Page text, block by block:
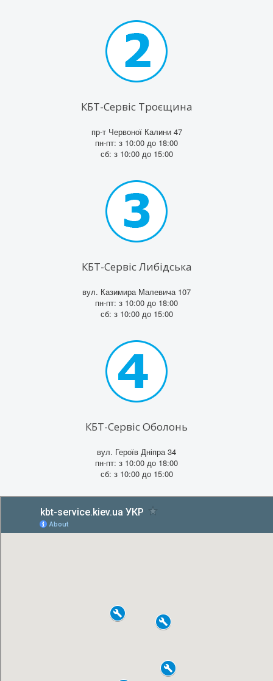
КБТ-Сервіс Троєщина
пр-т Червоної Калини 47
пн-пт: з 10:00 до 18:00
сб: з 10:00 до 15:00
КБТ-Сервіс Либідська
вул. Казимира Малевича 107
пн-пт: з 10:00 до 18:00
сб: з 10:00 до 15:00
КБТ-Сервіс Оболонь
вул. Героїв Дніпра 34
пн-пт: з 10:00 до 18:00
сб: з 10:00 до 15:00